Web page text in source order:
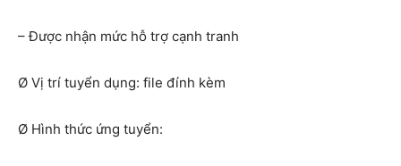
– Được nhận mức hỗ trợ cạnh tranh
Ø Vị trí tuyển dụng: file đính kèm
Ø Hình thức ứng tuyển: